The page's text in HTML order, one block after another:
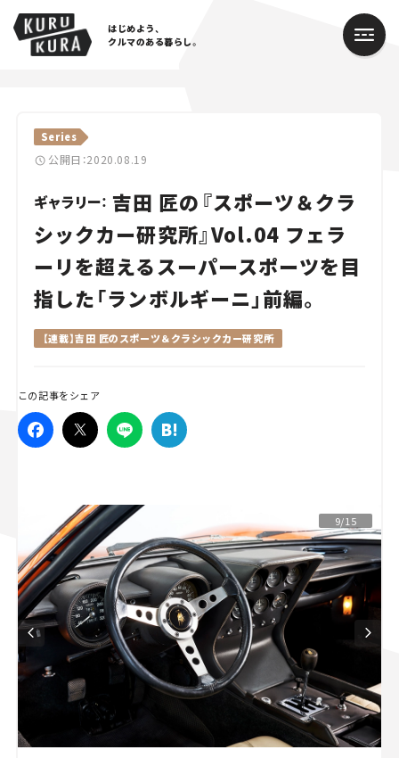
はじめよう、
クルマのある暮らし。
Series
公開日：2020.08.19
ギャラリー： 吉田 匠の『スポーツ＆クラ
シックカー研究所』Vol.04 フェラ
ーリを超えるスーパースポーツを目
指した「ランボルギーニ」前編。
【連載】吉田 匠のスポーツ＆クラシックカー研究所
この記事をシェア
9/15
Cars
Lifestyle
Traffic
Special
Series
人気のハッシュタグ
スズキ ジムニー｜Suzuki Jimny
マツダ｜Mazda
マツダ ロードスター｜Mazda Roadster